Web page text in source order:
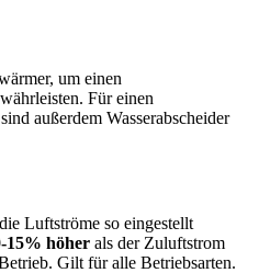
um einen
Für einen
außerdem Wasserabscheider
Luftströme so eingestellt
15% höher als der Zuluftstrom
Gilt für alle Betriebsarten.